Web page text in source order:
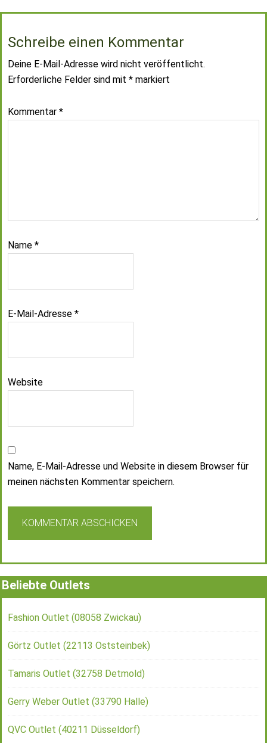
Schreibe einen Kommentar
Deine E-Mail-Adresse wird nicht veröffentlicht.
Erforderliche Felder sind mit * markiert
Kommentar *
Name *
E-Mail-Adresse *
Website
Name, E-Mail-Adresse und Website in diesem Browser für
meinen nächsten Kommentar speichern.
Beliebte Outlets
Fashion Outlet (08058 Zwickau)
Görtz Outlet (22113 Oststeinbek)
Tamaris Outlet (32758 Detmold)
Gerry Weber Outlet (33790 Halle)
QVC Outlet (40211 Düsseldorf)